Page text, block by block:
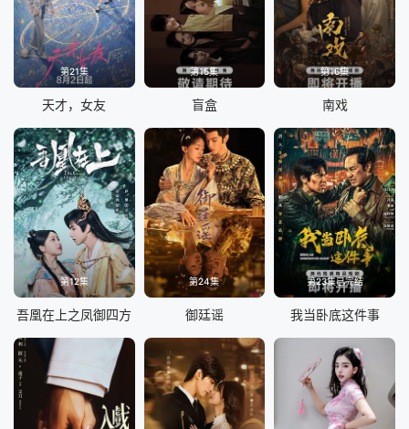
第21集
天才，女友
第15集
盲盒
第16集
南戏
第12集
吾凰在上之凤御四方
第24集
御廷谣
第23集已完结
我当卧底这件事